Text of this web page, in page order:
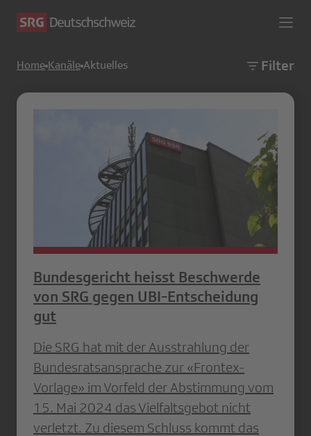
Home Kanäle Aktuelles Filter
Bundesgericht heisst Beschwerde
von SRG gegen UBI-Entscheidung
gut
Die SRG hat mit der Ausstrahlung der
Bundesratsansprache zur «Frontex-
Vorlage» im Vorfeld der Abstimmung vom
15. Mai 2024 das Vielfaltsgebot nicht
verletzt. Zu diesem Schluss kommt das